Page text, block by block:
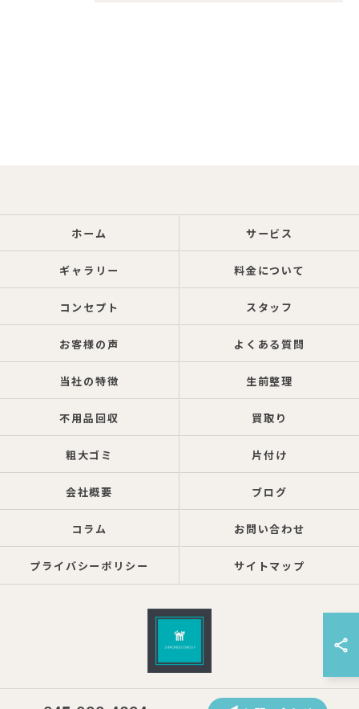
ホーム サービス
ギャラリー 料金について
コンセプト スタッフ
お客様の声 よくある質問
当社の特徴 生前整理
不用品回収 買取り
粗大ゴミ 片付け
会社概要 ブログ
コラム お問い合わせ
プライバシーポリシー サイトマップ
© 2026 神奈川県横浜の遺品整理ならしろねこグループ株式会社 ALL RIGHTS